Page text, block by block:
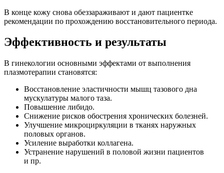
В конце кожу снова обеззараживают и дают пациентке
рекомендации по прохождению восстановительного периода.
Эффективность и результаты
В гинекологии основными эффектами от выполнения
плазмотерапии становятся:
Восстановление эластичности мышц тазового дна
мускулатуры малого таза.
Повышение либидо.
Снижение рисков обострения хронических болезней.
Улучшение микроциркуляции в тканях наружных
половых органов.
Усиление выработки коллагена.
Устранение нарушений в половой жизни пациентов
и пр.